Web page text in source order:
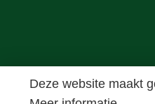
Deze website maakt